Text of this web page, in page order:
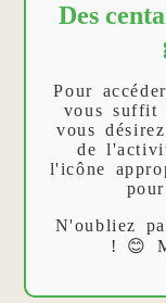
Des
Pour
vous suffit
vous
de
l'icône
N'oubliez
! 😊